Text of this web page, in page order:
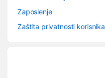
Zaposlenje
Zaštita privatnosti korisnika